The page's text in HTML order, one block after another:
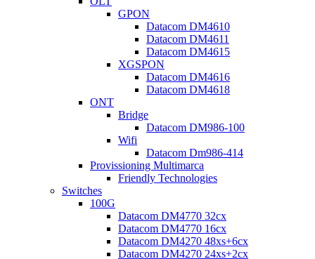
GPON
Datacom DM4610
Datacom DM4611
Datacom DM4615
XGSPON
Datacom DM4616
Datacom DM4618
ONT
Bridge
Datacom DM986-100
Wifi
Datacom Dm986-414
Provissioning Multimarca
Friendly Technologies
Switches
100G
Datacom DM4770 32cx
Datacom DM4770 16cx
Datacom DM4270 48xs+6cx
Datacom DM4270 24xs+2cx